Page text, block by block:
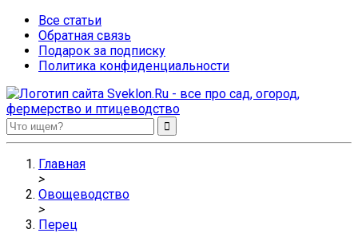
Все статьи
Обратная связь
Подарок за подписку
Политика конфиденциальности
Sveklon.Ru – все про сад, огород, фермерство и птицеводство
Главная
>
Овощеводство
>
Перец